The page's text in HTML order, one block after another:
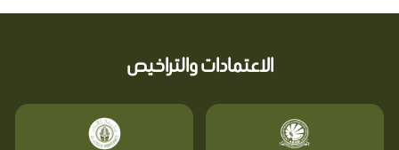
الاعتمادات والتراخيص